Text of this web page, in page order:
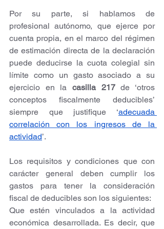
Por su parte, si hablamos de
profesional autónomo, que ejerce por
cuenta propia, en el marco del régimen
de estimación directa de la declaración
puede deducirse la cuota colegial sin
límite como un gasto asociado a su
ejercicio en la casilla 217 de ‘otros
conceptos fiscalmente deducibles’
siempre que justifique ‘adecuada
correlación con los ingresos de la
actividad’.
Los requisitos y condiciones que con
carácter general deben cumplir los
gastos para tener la consideración
fiscal de deducibles son los siguientes:
Que estén vinculados a la actividad
económica desarrollada. Es decir, que